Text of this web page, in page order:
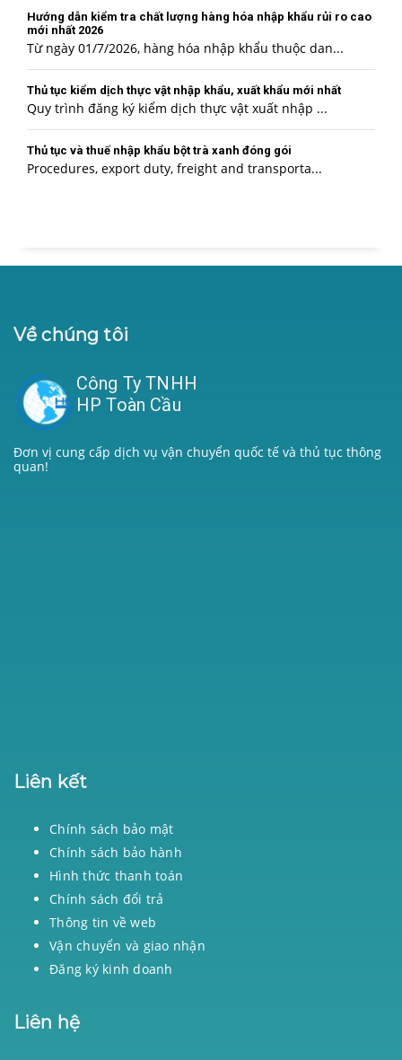
Hướng dẫn kiểm tra chất lượng hàng hóa nhập khẩu rủi ro cao
mới nhất 2026
Từ ngày 01/7/2026, hàng hóa nhập khẩu thuộc dan...
Thủ tục kiểm dịch thực vật nhập khẩu, xuất khẩu mới nhất
Quy trình đăng ký kiểm dịch thực vật xuất nhập ...
Thủ tục và thuế nhập khẩu bột trà xanh đóng gói
Procedures, export duty, freight and transporta...
Về chúng tôi
Công Ty TNHH
HP Toàn Cầu
Đơn vị cung cấp dịch vụ vận chuyển quốc tế và thủ tục thông
quan!
Liên kết
Chính sách bảo mật
Chính sách bảo hành
Hình thức thanh toán
Chính sách đổi trả
Thông tin về web
Vận chuyển và giao nhận
Đăng ký kinh doanh
Liên hệ